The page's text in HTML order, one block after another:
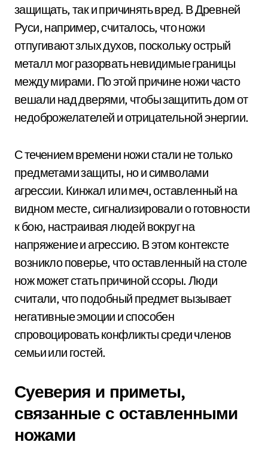
защищать, так и причинять вред. В Древней
Руси, например, считалось, что ножи
отпугивают злых духов, поскольку острый
металл мог разорвать невидимые границы
между мирами. По этой причине ножи часто
вешали над дверями, чтобы защитить дом от
недоброжелателей и отрицательной энергии.
С течением времени ножи стали не только
предметами защиты, но и символами
агрессии. Кинжал или меч, оставленный на
видном месте, сигнализировали о готовности
к бою, настраивая людей вокруг на
напряжение и агрессию. В этом контексте
возникло поверье, что оставленный на столе
нож может стать причиной ссоры. Люди
считали, что подобный предмет вызывает
негативные эмоции и способен
спровоцировать конфликты среди членов
семьи или гостей.
Суеверия и приметы,
связанные с оставленными
ножами